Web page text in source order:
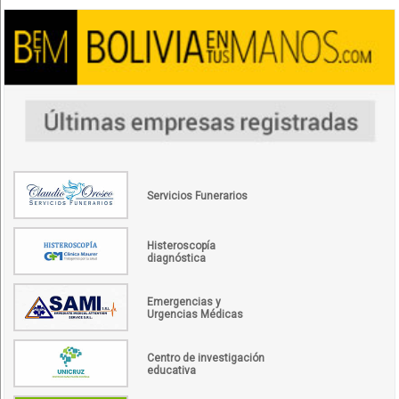
Servicios Funerarios
Histeroscopía
diagnóstica
Emergencias y
Urgencias Médicas
Centro de investigación
educativa